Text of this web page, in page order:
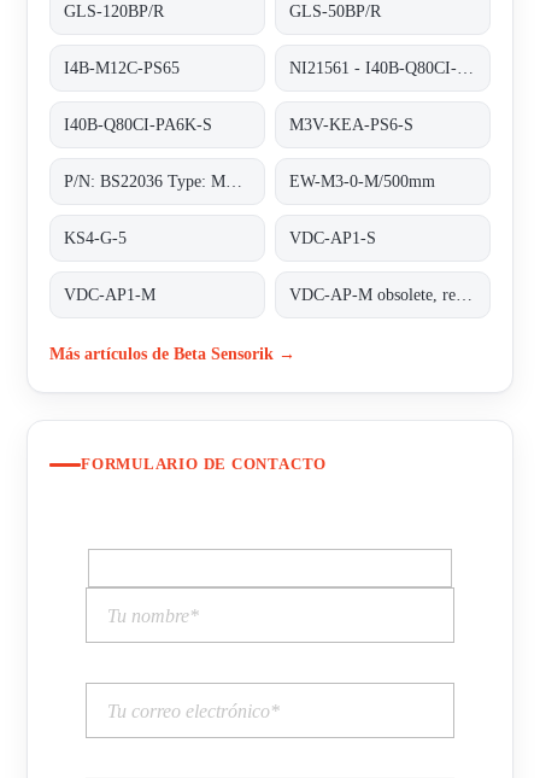
GLS-120BP/R GLS-50BP/R
I4B-M12C-PS65
I40B-Q80CI-PA6K-S M3V-KEA-PS6-S
EW-M3-0-M/500mm
KS4-G-5 VDC-AP1-S
VDC-AP1-M
Más artículos de Beta Sensorik →
FORMULARIO DE CONTACTO